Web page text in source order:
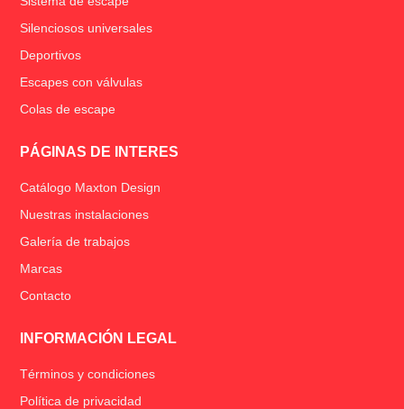
Silenciosos universales
Deportivos
Escapes con válvulas
Colas de escape
PÁGINAS DE INTERES
Catálogo Maxton Design
Nuestras instalaciones
Galería de trabajos
Marcas
Contacto
INFORMACIÓN LEGAL
Términos y condiciones
Política de privacidad